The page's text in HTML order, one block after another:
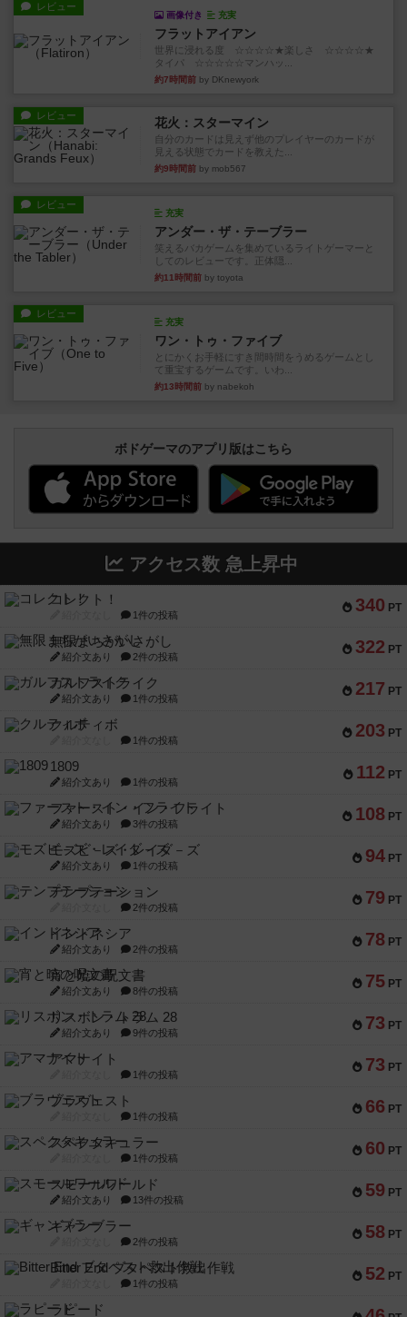
レビュー
画像付き 充実
フラットアイアン
世界に浸れる度 ☆☆☆☆★楽しさ ☆☆☆☆★
タイパ ☆☆☆☆☆マンハッ...
約7時間前 by DKnewyork
レビュー 花火：スターマイン
自分のカードは見えず他のプレイヤーのカードが
見える状態でカードを教えた...
約9時間前 by mob567
レビュー
充実
アンダー・ザ・テーブラー
笑えるバカゲームを集めているライトゲーマーと
してのレビューです。正体隠...
約11時間前 by toyota
レビュー
充実
ワン・トゥ・ファイブ
とにかくお手軽にすき間時間をうめるゲームとし
て重宝するゲームです。いわ...
約13時間前 by nabekoh
ボドゲーマのアプリ版はこちら
アクセス数 急上昇中
340 PT
コレクト！
1件の投稿
322 PT
無限まちがいさがし
紹介文あり 2件の投稿
217 PT
ガルフストライク
紹介文あり 1件の投稿
203 PT
クルティボ
1件の投稿
112 PT
1809
紹介文あり 1件の投稿
108 PT
ファースト・イン・フライト
紹介文あり 3件の投稿
94 PT
モズビ－ズ・レイダ－ズ
紹介文あり 1件の投稿
79 PT
テンプテーション
2件の投稿
78 PT
インドネシア
紹介文あり 2件の投稿
75 PT
宵と暁の呪文書
紹介文あり 8件の投稿
73 PT
リスボン・トラム 28
紹介文あり 9件の投稿
73 PT
アマナイト
1件の投稿
66 PT
ブラヴェスト
1件の投稿
60 PT
スペクタキュラー
1件の投稿
59 PT
スモールワールド
紹介文あり 13件の投稿
58 PT
ギャンブラー
2件の投稿
52 PT
Bitter End ブタペスト救出作戦
1件の投稿
ラピード